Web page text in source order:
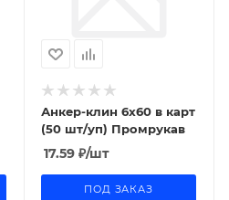
Анкер-клин 6x60 в карт
(50 шт/уп) Промрукав
17.59 ₽/шт
ПОД ЗАКАЗ